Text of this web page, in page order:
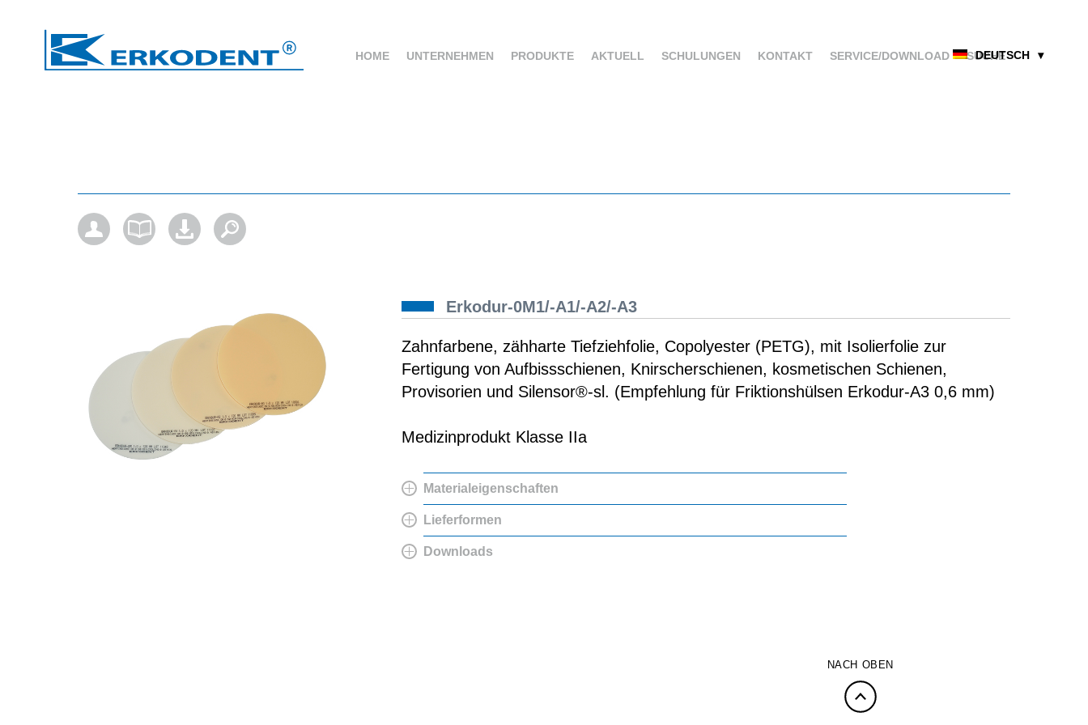
HOME UNTERNEHMEN PRODUKTE AKTUELL SCHULUNGEN KONTAKT SERVICE/DOWNLOAD SUCHE
DEUTSCH
Erkodur-0M1/-A1/-A2/-A3
Zahnfarbene, zähharte Tiefziehfolie, Copolyester (PETG), mit Isolierfolie zur
Fertigung von Aufbissschienen, Knirscherschienen, kosmetischen Schienen,
Provisorien und Silensor®-sl. (Empfehlung für Friktionshülsen Erkodur-A3 0,6 mm)
Medizinprodukt Klasse IIa
Materialeigenschaften
Lieferformen
Downloads
NACH OBEN